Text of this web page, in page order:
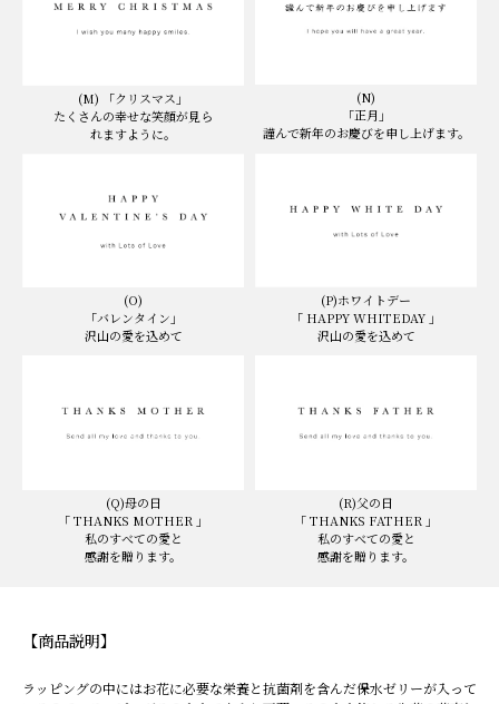
(M) 「クリスマス」
たくさんの幸せな笑顔が見ら
れますように。
(N)
「正月」
謹んで新年のお慶びを申し上げます。
(O)
「バレンタイン」
沢山の愛を込めて
(P)ホワイトデー
「 HAPPY WHITEDAY 」
沢山の愛を込めて
(Q)母の日
「 THANKS MOTHER 」
私のすべての愛と
感謝を贈ります。
(R)父の日
「 THANKS FATHER 」
私のすべての愛と
感謝を贈ります。
【商品説明】
ラッピングの中にはお花に必要な栄養と抗菌剤を含んだ保水ゼリーが入って